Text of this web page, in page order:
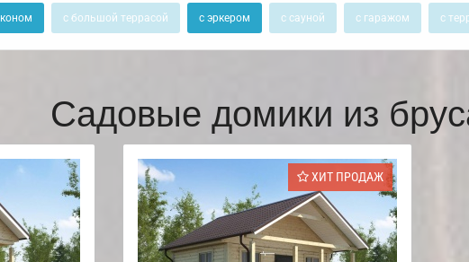
с большой террасой с эркером с сауной с гаражом с
Садовые домики из
ХИТ ПРОДАЖ